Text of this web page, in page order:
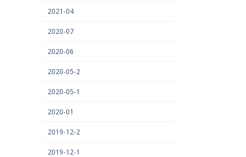
2021-04
2020-07
2020-06
2020-05-2
2020-05-1
2020-01
2019-12-2
2019-12-1